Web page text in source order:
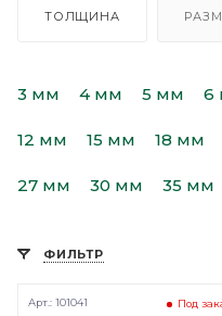
ТОЛЩИНА
3 мм 4 мм 5 мм 6
12 мм 15 мм 18 мм
27 мм 30 мм 35 мм
ФИЛЬТР
Под
Арт.: 101041